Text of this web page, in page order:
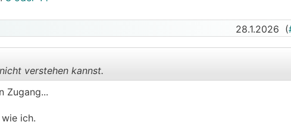
28.1.2026 (
..
verstehen kannst.
Zugang...
ich.